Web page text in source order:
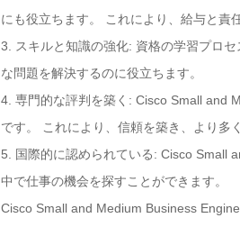
にも役立ちます。 これにより、給与と責
3. スキルと知識の強化: 資格の学習プロ
な問題を解決するのに役立ちます。
4. 専門的な評判を築く: Cisco Small and
です。 これにより、信頼を築き、より多
5. 国際的に認められている: Cisco Small
中で仕事の機会を探すことができます。
Cisco Small and Medium Business